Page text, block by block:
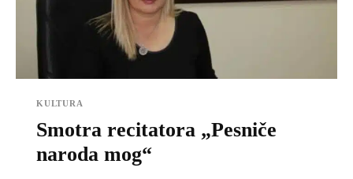
KULTURA
Smotra recitatora „Pesniče
naroda mog“